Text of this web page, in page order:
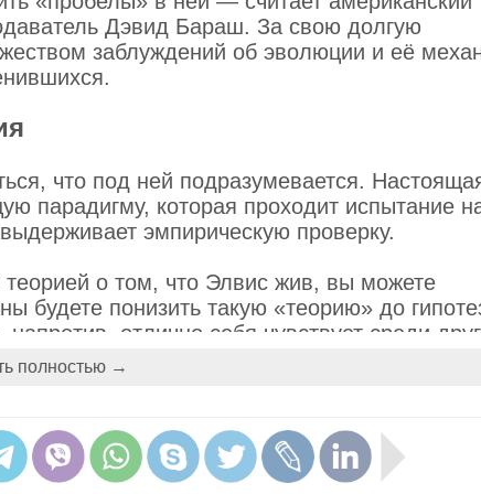
Дэвид Бараш. За свою долгую
заблуждений об эволюции и её
что под ней подразумевается.
парадигму, которая проходит испытание
эмпирическую проверку.
о том, что Элвис жив, вы можете
будете понизить такую «теорию» до
отлично себя чувствует среди
теорию болезней, теорию дрейфа
множество гипотез. Например, о роли
случайности естественного отбора.
всю конструкцию Дарвина. Однако
полностью →